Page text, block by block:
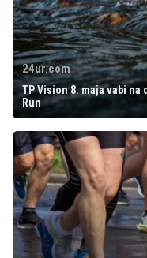
24ur.com
TP Vision 8. maja vabi
Run